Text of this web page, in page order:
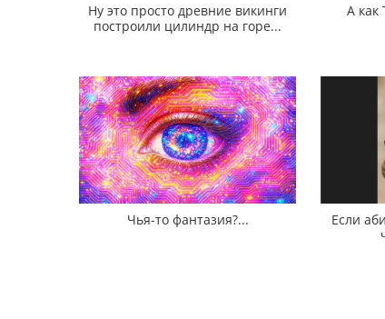
Ну это просто древние викинги
построили цилиндр на горе...
А как
Чья-то фантазия?...
Если